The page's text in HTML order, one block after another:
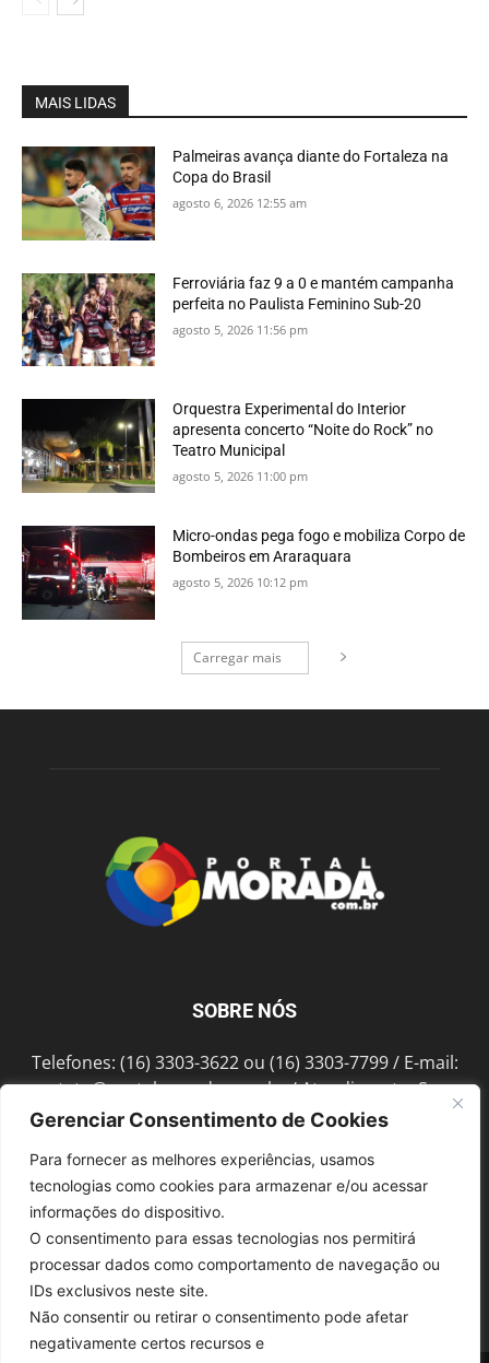
Gerenciar Consentimento de Cookies
Para fornecer as melhores experiências, usamos
tecnologias como cookies para armazenar e/ou acessar
informações do dispositivo.
O consentimento para essas tecnologias nos permitirá
processar dados como comportamento de navegação ou
IDs exclusivos neste site.
Não consentir ou retirar o consentimento pode afetar
negativamente certos recursos e
MAIS LIDAS
Palmeiras avança diante do Fortaleza na
Copa do Brasil
agosto 6, 2026 12:55 am
Ferroviária faz 9 a 0 e mantém campanha
perfeita no Paulista Feminino Sub-20
agosto 5, 2026 11:56 pm
Orquestra Experimental do Interior
apresenta concerto “Noite do Rock” no
Teatro Municipal
agosto 5, 2026 11:00 pm
Micro-ondas pega fogo e mobiliza Corpo de
Bombeiros em Araraquara
agosto 5, 2026 10:12 pm
Carregar mais
SOBRE NÓS
Telefones: (16) 3303-3622 ou (16) 3303-7799 / E-mail:
contato@portalmorada.com.br/ Atendimento: Seg a
Sex das 8h às 18h / Endereço: Av. Bento de Abreu, 889
SIGA-NOS